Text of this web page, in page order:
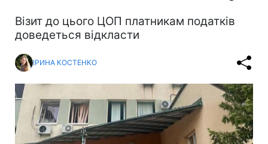
Візит до цього ЦОП платникам податків
доведеться відкласти
ІРИНА КОСТЕНКО